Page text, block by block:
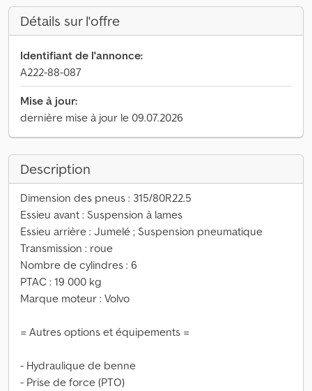
Détails sur l'offre
Identifiant de l'annonce:
A222-88-087
Mise à jour:
dernière mise à jour le 09.07.2026
Description
Dimension des pneus : 315/80R22.5
Essieu avant : Suspension à lames
Essieu arrière : Jumelé ; Suspension pneumatique
Transmission : roue
Nombre de cylindres : 6
PTAC : 19 000 kg
Marque moteur : Volvo
= Autres options et équipements =
- Hydraulique de benne
- Prise de force (PTO)